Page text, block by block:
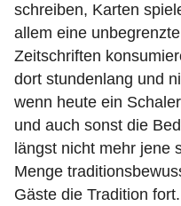
schreiben, Karten
allem eine
Zeitschriften
dort stundenlang und
wenn heute ein
und auch sonst die
längst nicht mehr jene
Menge
Gäste die Tradition